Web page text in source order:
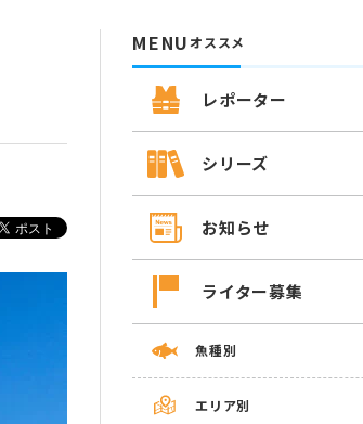
MENUオススメ
レポーター
シリーズ
お知らせ
ライター募集
魚種別
エリア別